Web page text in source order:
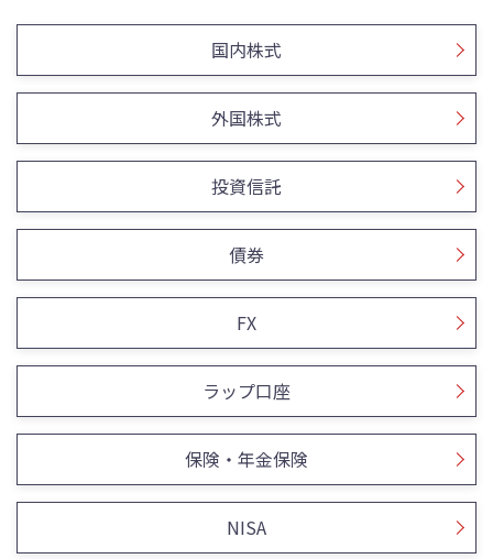
国内株式
外国株式
投資信託
債券
FX
ラップ口座
保険・年金保険
NISA